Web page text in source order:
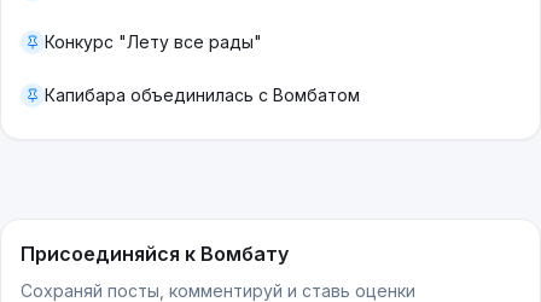
Конкурс "Лету все рады"
Капибара объединилась с Вомбатом
Присоединяйся к Вомбату
Сохраняй посты, комментируй и ставь оценки